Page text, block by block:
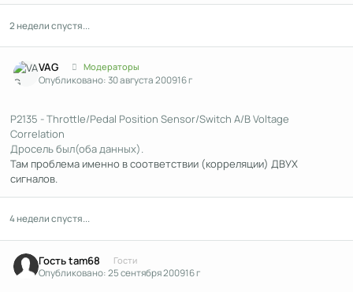
2 недели спустя...
VAG Модераторы
Опубликовано:30 августа 200916 г
P2135 - Throttle/Pedal Position Sensor/Switch A/B Voltage
Correlation
Дросель был(оба данных).
Там проблема именно в соответствии (корреляции) ДВУХ
сигналов.
4 недели спустя...
Гость tam68 Гости
Опубликовано:25 сентября 200916 г